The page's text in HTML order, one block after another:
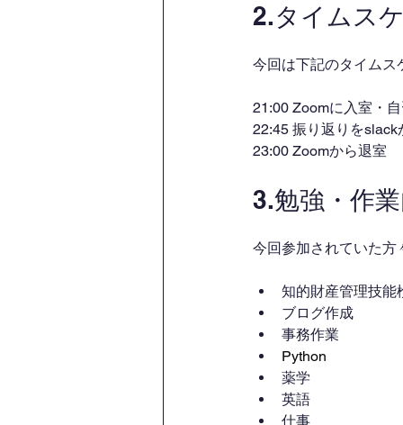
2.タイムス
今回は下記のタイムス
21:00 Zoomに入室・
22:45 振り返りを
23:00 Zoomから退室
3.勉強・作
今回参加されていた方
知的財産管理技能
ブログ作成
事務作業
Python
薬学
英語
仕事